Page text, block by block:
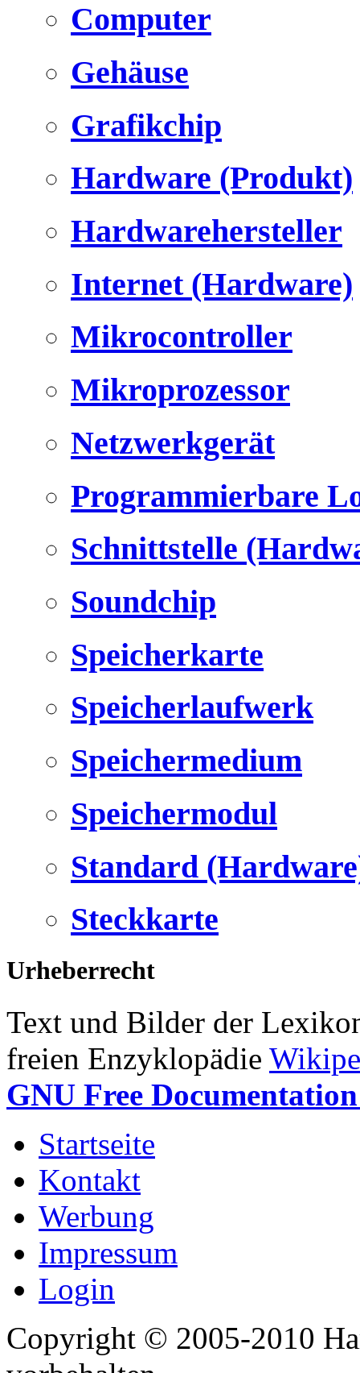
Computer
Gehäuse
Grafikchip
Hardware (Produkt)
Hardwarehersteller
Internet (Hardware)
Mikrocontroller
Mikroprozessor
Netzwerkgerät
Programmierbare
Schnittstelle
Soundchip
Speicherkarte
Speicherlaufwerk
Speichermedium
Speichermodul
Standard
Steckkarte
Urheberrecht
Text und Bilder der
freien Enzyklopädie
GNU Free
Startseite
Kontakt
Werbung
Impressum
Login
Copyright © 2005-2010